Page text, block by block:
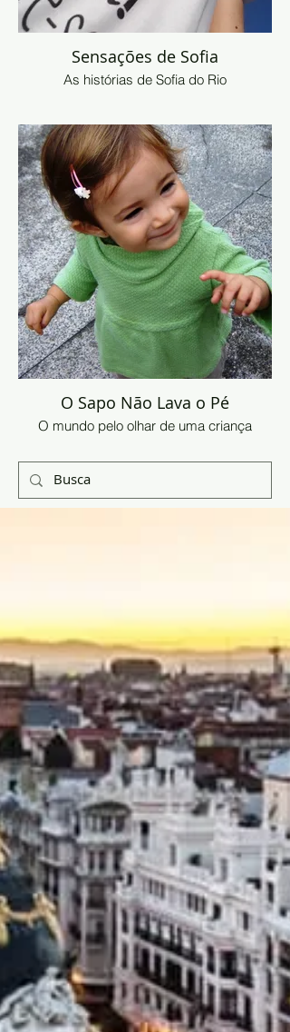
Sensações de Sofia
As histórias de Sofia do Rio
O Sapo Não Lava o Pé
O mundo pelo olhar de uma criança